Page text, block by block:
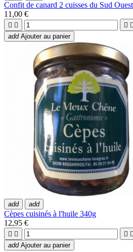
Confit de canard 2 cuisses du Sud Ouest
11,00 €
   
add Ajouter au panier
add add
Cèpes cuisinés à l'huile 340g
12,95 €
   
add Ajouter au panier